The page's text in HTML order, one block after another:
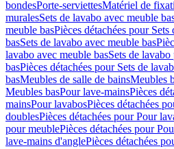
bondesPorte-serviettesMatériel de
muralesSets de lavabo avec meuble
meuble basPièces détachées pour
basSets de lavabo avec meuble bas
lavabo avec meuble basSets de
basPièces détachées pour Sets de
basMeubles de salle de bainsMeubles
Meubles basPour lave-mainsPièces
mainsPour lavabosPièces détachées
doublesPièces détachées pour Pour
pour meublePièces détachées pour
lave-mains d'anglePièces détachées